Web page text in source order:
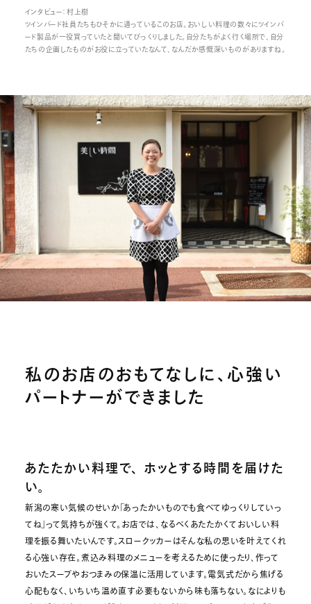
インタビュー：村上樹
ツインバード社員たちもひそかに通っているこのお店。おいしい料理の数々にツインバ
ード製品が一役買っていたと聞いてびっくりしました。自分たちがよく行く場所で、自分
たちの企画したものがお役に立っていたなんて、なんだか感慨深いものがありますね。
私のお店のおもてなしに、心強い
パートナーができました
あたたかい料理で、 ホッとする時間を届けた
い。
新潟の寒い気候のせいか「あったかいものでも食べてゆっくりしていっ
てね」って気持ちが強くて。お店では、なるべくあたたかくておいしい料
理を振る舞いたいんです。スロークッカーはそんな私の思いを叶えてくれ
る心強い存在。煮込み料理のメニューを考えるために使ったり、作って
おいたスープやおつまみの保温に活用しています。電気式だから焦げる
心配もなく、いちいち温め直す必要もないから味も落ちない。なによりも